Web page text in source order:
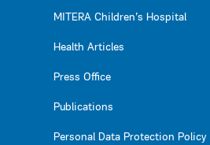
MITERA Children’s Hospital
Health Articles
Press Office
Publications
Personal Data Protection Policy